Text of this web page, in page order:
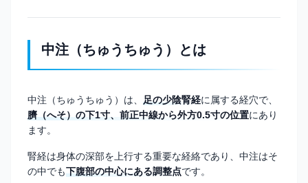
中注（ちゅうちゅう）とは
中注（ちゅうちゅう）は、 足の少陰腎経に属する経穴で、
臍（へそ）の下1寸、前正中線から外方0.5寸の位置にあり
ます。
腎経は身体の深部を上行する重要な経絡であり、中注はそ
の中でも下腹部の中心にある調整点です。